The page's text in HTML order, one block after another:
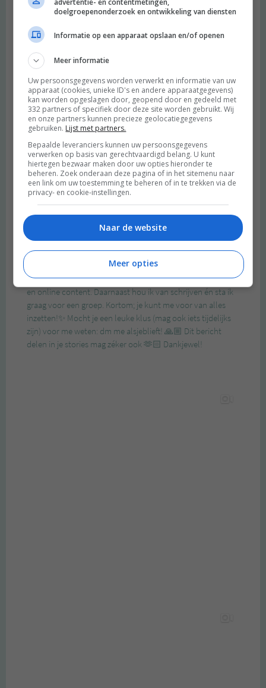
doelgroepenonderzoek en ontwikkeling van diensten
Informatie op een apparaat opslaan en/of openen
Meer informatie
Uw persoonsgegevens worden verwerkt en informatie van uw
apparaat (cookies, unieke ID's en andere apparaatgegevens)
kan worden opgeslagen door, geopend door en gedeeld met
332 partners of specifiek door deze site worden gebruikt. Wij
en onze partners kunnen precieze geolocatiegegevens
gebruiken. Lijst met partners.
Bepaalde leveranciers kunnen uw persoonsgegevens
verwerken op basis van gerechtvaardigd belang. U kunt
hiertegen bezwaar maken door uw opties hieronder te
beheren. Zoek onderaan deze pagina of in het sitemenu naar
een link om uw toestemming te beheren of in te trekken via de
privacy- en cookie-instellingen.
Naar de website
Meer opties